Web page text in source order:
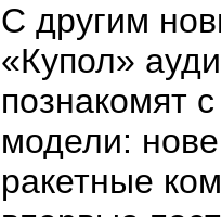
С другим
«Купол»
познакомят
модели:
ракетные